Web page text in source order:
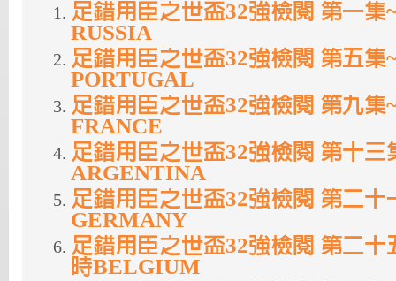
足錯用臣之世盃32強檢閱 第一集
RUSSIA
足錯用臣之世盃32強檢閱 第五集
PORTUGAL
足錯用臣之世盃32強檢閱 第九集
FRANCE
足錯用臣之世盃32強檢閱 第十三
ARGENTINA
足錯用臣之世盃32強檢閱 第二十
GERMANY
足錯用臣之世盃32強檢閱 第二十
時BELGIUM